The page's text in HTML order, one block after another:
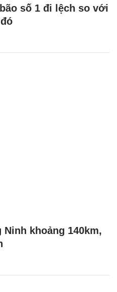
số 1 đi lệch so với
Ninh khoảng 140km,